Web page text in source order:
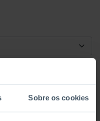
Sobre os cookies